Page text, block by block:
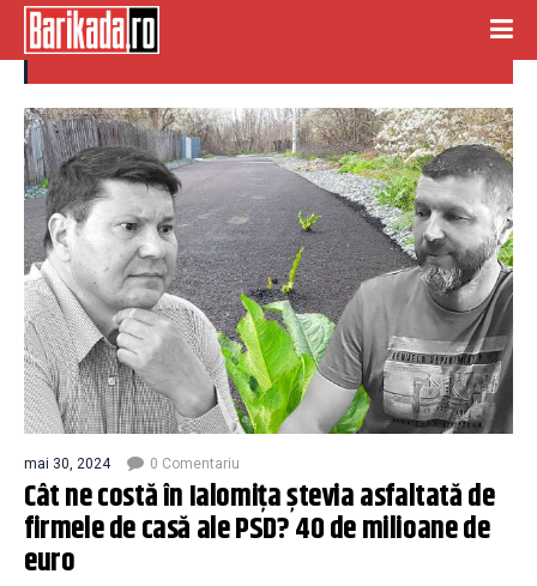
stevie
mai 30, 2024 0 Comentariu
Cât ne costă în Ialomița ștevia asfaltată de
firmele de casă ale PSD? 40 de milioane de
euro